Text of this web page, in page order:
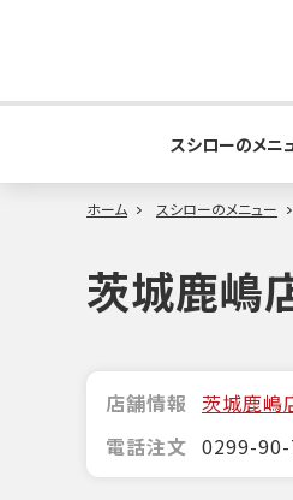
スシローのメニ
ホーム スシローのメニュー
茨城鹿嶋
店舗情報 茨城鹿嶋
電話注文 0299-